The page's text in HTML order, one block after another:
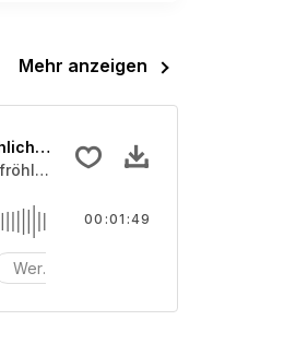
Mehr anzeigen
Bass und Schlagzeug.
Swing-Jazz
Jazz-Swing mit Piano und
Werbung
00:01:49